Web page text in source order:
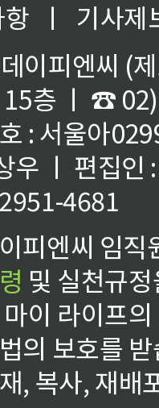
ㅣ
기사제
이피엔씨 (
15층 ㅣ ☎
: 서울아
우 ㅣ 편집인
4681
피엔씨 임
및 실천규
이 라이프
의 보호를
, 복사, 재배